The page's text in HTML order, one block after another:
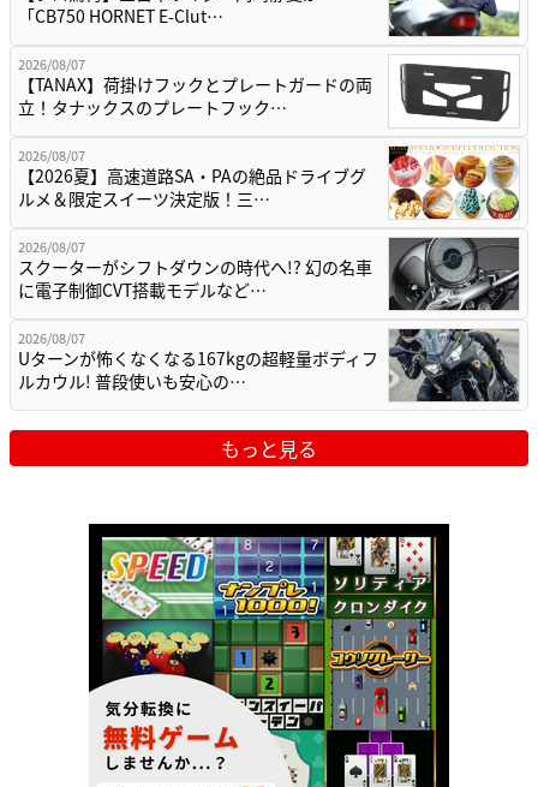
「CB750 HORNET E-Clut…
2026/08/07
【TANAX】荷掛けフックとプレートガードの両
立！タナックスのプレートフック…
2026/08/07
【2026夏】高速道路SA・PAの絶品ドライブグ
ルメ＆限定スイーツ決定版！三…
2026/08/07
スクーターがシフトダウンの時代へ!? 幻の名車
に電子制御CVT搭載モデルなど…
2026/08/07
Uターンが怖くなくなる167kgの超軽量ボディフ
ルカウル! 普段使いも安心の…
もっと見る